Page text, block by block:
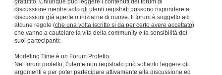
gratutito. Chiunque può leggere i contenuti del forum di
discussione mentre solo gli utenti registrati possono rispondere a
discussioni già aperte o iniziarne di nuove. Il forum è soggetto ad
alcune regole (che una volta iscritto si da per certo avere accettato)
che vanno a cautelare la vita della community e la sensibilità dei
suoi partecipanti:
Modeling Time è un Forum Protetto.
Nel forum protetto, l’utente non registrato può soltanto leggere gli
argomenti e per poter partecipare attivamente alla discussione ed